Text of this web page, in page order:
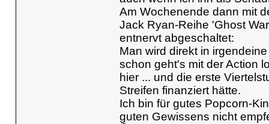
Am Wochenende dann mit
Jack Ryan-Reihe 'Ghost
entnervt abgeschaltet:
Man wird direkt in
schon geht's mit der Action
hier ... und die erste
Streifen finanziert hätte.
Ich bin für gutes Popcorn-
guten Gewissens nicht